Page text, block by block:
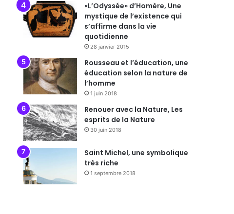
«L’Odyssée» d’Homère, Une
mystique de l’existence qui
s’affirme dans la vie
quotidienne
28 janvier 2015
Rousseau et l’éducation, une
éducation selon la nature de
l’homme
1 juin 2018
Renouer avec la Nature, Les
esprits de la Nature
30 juin 2018
Saint Michel, une symbolique
très riche
1 septembre 2018